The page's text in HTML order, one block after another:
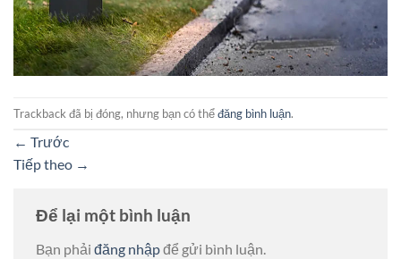
Trackback đã bị đóng, nhưng bạn có thểđăng bình luận.
← Trước
Tiếp theo →
Để lại một bình luận
Bạn phải đăng nhậpđể gửi bình luận.